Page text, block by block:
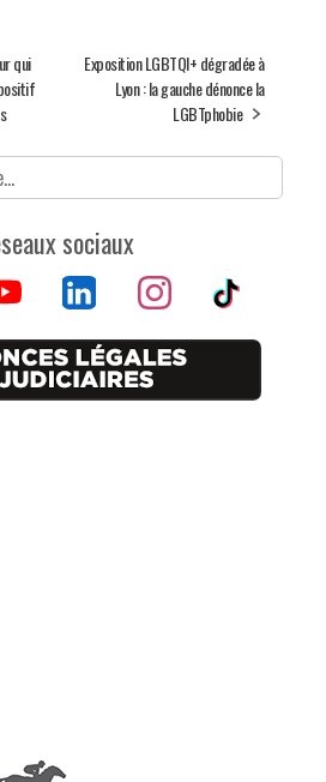
qui
Exposition LGBTQI+ dégradée à
Lyon : la gauche dénonce la
LGBTphobie
sociaux